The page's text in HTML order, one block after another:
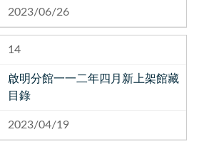
2023/06/26
14
啟明分館一一二年四月新上架館藏
目錄
2023/04/19